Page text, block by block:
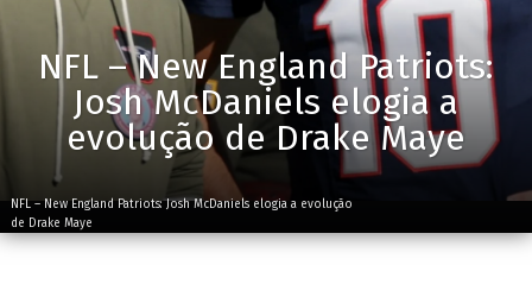
NFL – New England Patriots:
Josh McDaniels elogia a
evolução de Drake Maye
NFL – New England Patriots: Josh McDaniels elogia a evolução
de Drake Maye